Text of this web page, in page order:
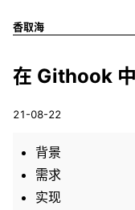
香取海
在 Githook
21-08-22
背景
需求
实现